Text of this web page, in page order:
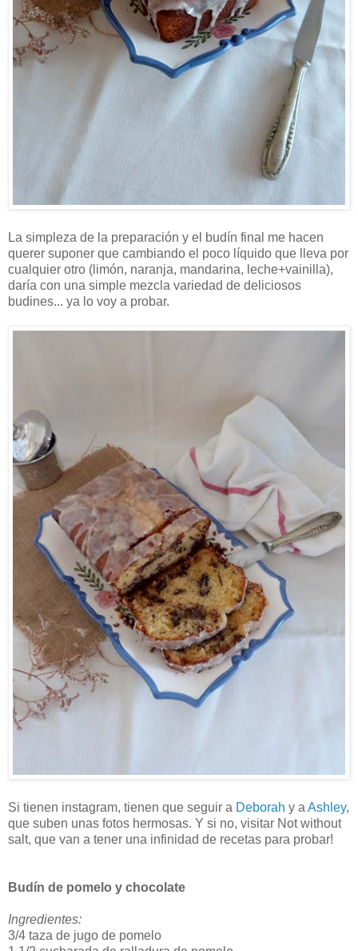
La simpleza de la preparación y el budín final me hacen
querer suponer que cambiando el poco líquido que lleva por
cualquier otro (limón, naranja, mandarina, leche+vainilla),
daría con una simple mezcla variedad de deliciosos
budines... ya lo voy a probar.
Si tienen instagram, tienen que seguir a Deborah y a Ashley,
que suben unas fotos hermosas. Y si no, visitar Not without
salt, que van a tener una infinidad de recetas para probar!
Budín de pomelo y chocolate
Ingredientes:
3/4 taza de jugo de pomelo